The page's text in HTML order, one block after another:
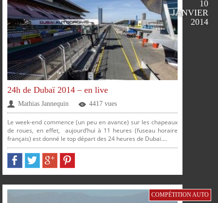
PLUS
PARTAGERPARTAGERPARTAGERPARTAGER
10
JANVIER
2014
24h de Dubaï 2014 – en live
Mathias Jannequin 4417 vues
Le week-end commence (un peu en avance) sur les chapeaux
de roues, en effet, aujourd’hui à 11 heures (fuseau horaire
français) est donné le top départ des 24 heures de Dubaï....
COMPÉTITION AUTO